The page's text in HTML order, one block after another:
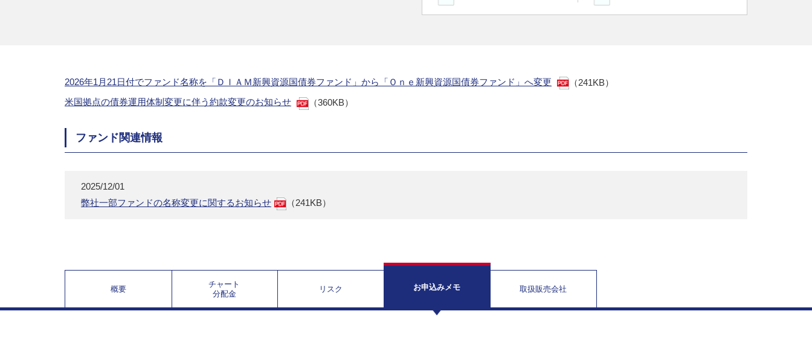
2026年1月21日付でファンド名称を「ＤＩＡＭ新興資源国債券ファンド」から「Ｏｎｅ新興資源国債券ファンド」へ変更
（241KB）
米国拠点の債券運用体制変更に伴う約款変更のお知らせ
（360KB）
ファンド関連情報
2025/12/01
弊社一部ファンドの名称変更に関するお知らせ
（241KB）
概要
チャート
分配金
リスク お申込みメモ 取扱販売会社